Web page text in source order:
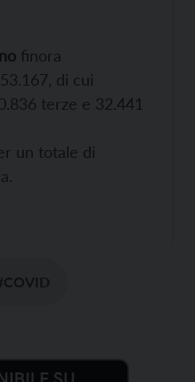
finora
di cui
terze e 32.441
un totale di